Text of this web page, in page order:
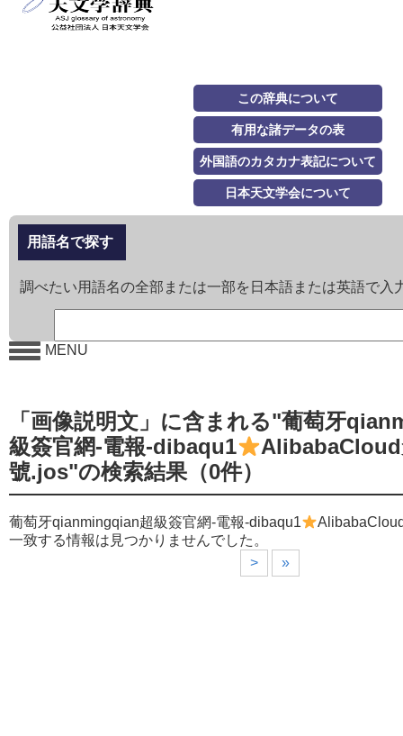
この辞典について
有用な諸データの表
外国語のカタカナ表記について
日本天文学会について
用語名で探す
調べたい用語名の全部または一部を日本語または英語で入
MENU
「画像説明文」に含まれる"葡萄牙
級簽官網-電報-dibaqu1
號.jos"の検索結果 （0件）
葡萄牙qianmingqian超級簽官網-電報-dibaqu1
一致する情報は見つかりませんでした。
>
»